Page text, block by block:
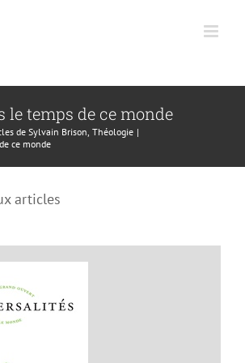
le temps de ce monde
de Sylvain Brison Théologie
ce monde
articles